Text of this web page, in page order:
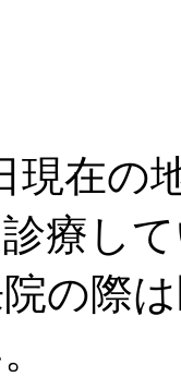
現在の
療し
の際